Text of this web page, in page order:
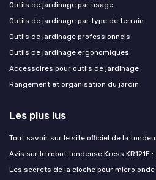
Outils de jardinage par usage
Outils de jardinage par type de terrain
Outils de jardinage professionnels
Outils de jardinage ergonomiques
Accessoires pour outils de jardinage
Rangement et organisation du jardin
Les plus lus
Tout savoir sur le site officiel de la
Avis sur le robot tondeuse Kress
Les secrets de la cloche pour micro